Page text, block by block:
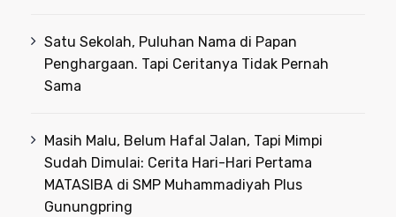
Satu Sekolah, Puluhan Nama di Papan
Penghargaan. Tapi Ceritanya Tidak Pernah
Sama
Masih Malu, Belum Hafal Jalan, Tapi Mimpi
Sudah Dimulai: Cerita Hari-Hari Pertama
MATASIBA di SMP Muhammadiyah Plus
Gunungpring